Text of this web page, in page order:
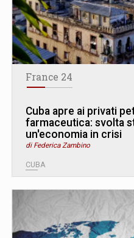
France 24
Cuba apre ai privati
farmaceutica: svolta
un'economia in crisi
di Federica Zambino
CUBA